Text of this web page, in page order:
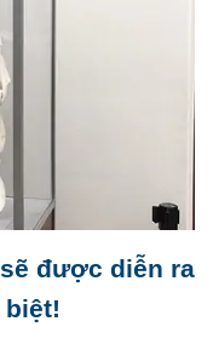
được diễn ra
biệt!